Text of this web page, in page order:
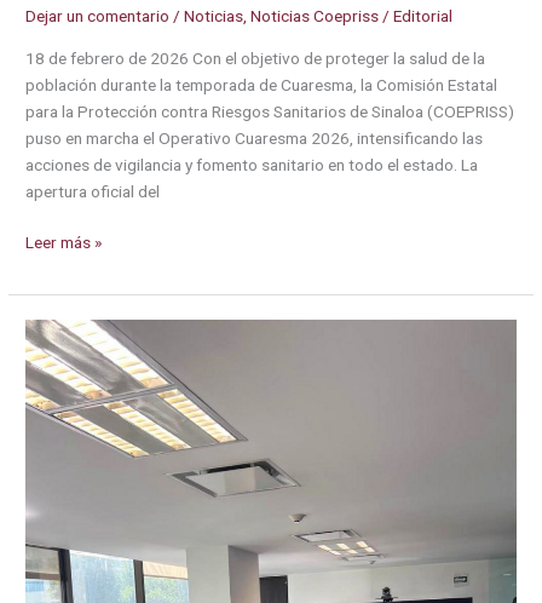
Dejar un comentario /Noticias,Noticias Coepriss/Editorial
18 de febrero de 2026 Con el objetivo de proteger la salud de la
población durante la temporada de Cuaresma, la Comisión Estatal
para la Protección contra Riesgos Sanitarios de Sinaloa (COEPRISS)
puso en marcha el Operativo Cuaresma 2026, intensificando las
acciones de vigilancia y fomento sanitario en todo el estado. La
apertura oficial del
COEPRISS
en
marcha
el
Operativo
Cuaresma
2026
el
Leer más »